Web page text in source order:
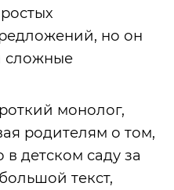
но он
сложные
монолог,
родителям о том,
детском саду за
текст,